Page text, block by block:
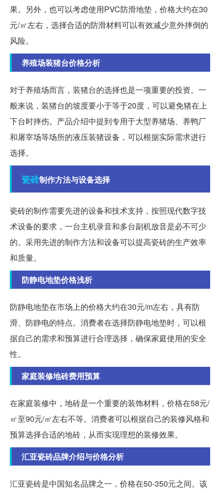
果。另外，也可以考虑使用PVC防滑地垫，价格大约在30
元/㎡左右，选择合适的防滑材料可以有效减少意外摔倒的
风险。
养殖场装猪台价格分析
对于养殖场而言，装猪台的选择也是一项重要的投资。一
般来说，装猪台的坡度要小于等于20度，可以避免猪在上
下台时摔伤。产品介绍中提到专用于大型养猪场、养鸭厂
和屠宰场等场所的液压装猪设备，可以根据实际需求进行
选择。
瓷砖制作方法与设备选择
瓷砖的制作需要先进的设备和技术支持，按照现代数字技
术设备的要求，一台主机录音和多台副机放音是必不可少
的。采用先进的制作方法和设备可以提高瓷砖的生产效率
和质量。
防静电地垫价格浅析
防静电地垫在市场上的价格大约在30元/m左右，具有防
滑、防静电的特点。消费者在选择防静电地垫时，可以根
据自己的需求和预算进行合理选择，确保家庭使用的安全
性。
家庭装修地砖费用预算
在家庭装修中，地砖是一个重要的装饰材料，价格在58元/
㎡至90元/㎡左右不等。消费者可以根据自己的装修风格和
预算选择合适的地砖，从而实现理想的装修效果。
汇亚瓷砖品牌介绍与价格分析
汇亚瓷砖是中国知名品牌之一，价格在50-350元之间。该